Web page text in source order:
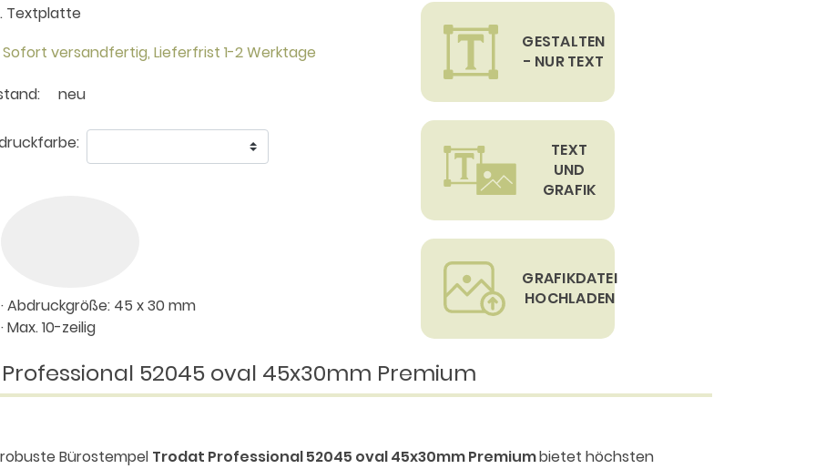
Textplatte
Sofort versandfertig, Lieferfrist 1-2 Werktage
neu
· Abdruckgröße: 45 x 30 mm
· Max. 10-zeilig
GESTALTEN
- NUR TEXT
TEXT
UND
GRAFIK
GRAFIKDATEI
HOCHLADEN
52045 oval 45x30mm Premium
Bürostempel Trodat Professional 52045 oval 45x30mm Premiumbietet höchsten